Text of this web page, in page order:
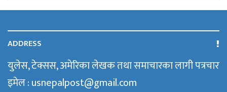
ADDRESS
युलेस, टेक्सस, अमेरिका लेखक तथा समाचारका लागी पत्रचार
इमेल : usnepalpost@gmail.com